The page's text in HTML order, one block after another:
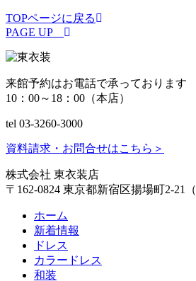
TOPページに戻る
PAGE UP
来館予約はお電話で承っております
10：00～18：00（本店）
tel 03-3260-3000
資料請求・お問合せはこちら ＞
株式会社 東衣装店
〒162-0824 東京都新宿区揚場町2-21（
ホーム
新着情報
ドレス
カラードレス
和装